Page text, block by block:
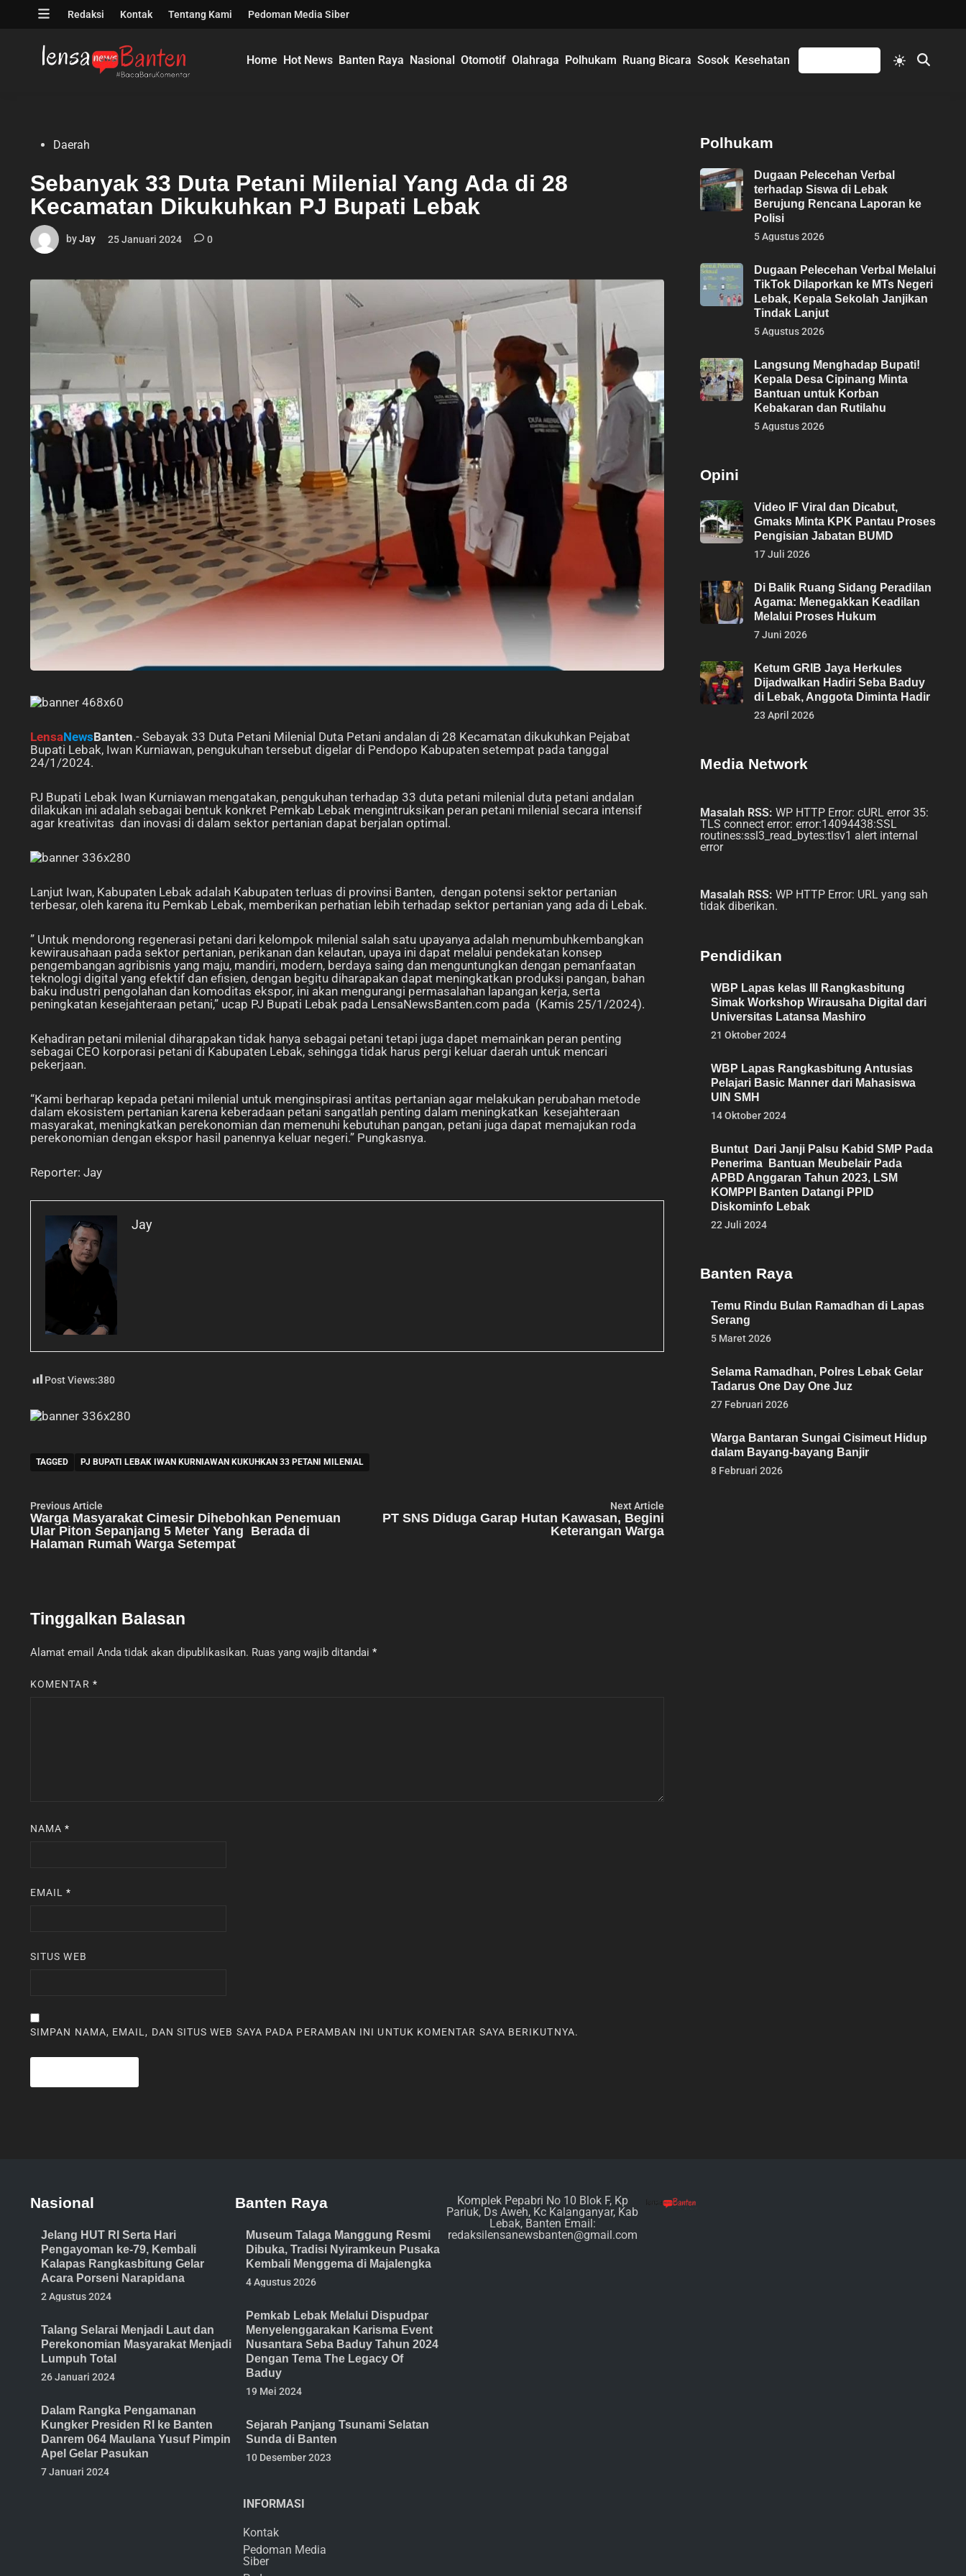
Open
Redaksi Kontak Tentang Kami Pedoman Media Siber
Home Hot News Banten Raya Nasional Otomotif Olahraga Polhukam Ruang Bicara Sosok Kesehatan
Switch
to
Open
PostedDaerah
Sebanyak 33 Duta Petani Milenial Yang Ada di 28
Kecamatan Dikukuhkan PJ Bupati Lebak
byJay 25 Januari 2024 0
LensaNewsBanten.- Sebayak 33 Duta Petani Milenial Duta Petani andalan di 28 Kecamatan dikukuhkan Pejabat
Bupati Lebak, Iwan Kurniawan, pengukuhan tersebut digelar di Pendopo Kabupaten setempat pada tanggal
24/1/2024.
PJ Bupati Lebak Iwan Kurniawan mengatakan, pengukuhan terhadap 33 duta petani milenial duta petani andalan
dilakukan ini adalah sebagai bentuk konkret Pemkab Lebak mengintruksikan peran petani milenial secara intensif
agar kreativitas dan inovasi di dalam sektor pertanian dapat berjalan optimal.
Lanjut Iwan, Kabupaten Lebak adalah Kabupaten terluas di provinsi Banten, dengan potensi sektor pertanian
terbesar, oleh karena itu Pemkab Lebak, memberikan perhatian lebih terhadap sektor pertanian yang ada di Lebak.
” Untuk mendorong regenerasi petani dari kelompok milenial salah satu upayanya adalah menumbuhkembangkan
kewirausahaan pada sektor pertanian, perikanan dan kelautan, upaya ini dapat melalui pendekatan konsep
pengembangan agribisnis yang maju, mandiri, modern, berdaya saing dan menguntungkan dengan pemanfaatan
teknologi digital yang efektif dan efisien, dengan begitu diharapakan dapat meningkatkan produksi pangan, bahan
baku industri pengolahan dan komoditas ekspor, ini akan mengurangi permasalahan lapangan kerja, serta
peningkatan kesejahteraan petani,” ucap PJ Bupati Lebak pada LensaNewsBanten.com pada (Kamis 25/1/2024).
Kehadiran petani milenial diharapakan tidak hanya sebagai petani tetapi juga dapet memainkan peran penting
sebagai CEO korporasi petani di Kabupaten Lebak, sehingga tidak harus pergi keluar daerah untuk mencari
pekerjaan.
“Kami berharap kepada petani milenial untuk menginspirasi antitas pertanian agar melakukan perubahan metode
dalam ekosistem pertanian karena keberadaan petani sangatlah penting dalam meningkatkan kesejahteraan
masyarakat, meningkatkan perekonomian dan memenuhi kebutuhan pangan, petani juga dapat memajukan roda
perekonomian dengan ekspor hasil panennya keluar negeri.” Pungkasnya.
Reporter: Jay
Jay
Post Views:380
TAGGED PJ BUPATI LEBAK IWAN KURNIAWAN KUKUHKAN 33 PETANI MILENIAL
Navigasi
pos
Previous Article
article:
Warga Masyarakat Cimesir Dihebohkan Penemuan
Ular Piton Sepanjang 5 Meter Yang Berada di
Halaman Rumah Warga Setempat
Next Article
PT SNS Diduga Garap Hutan Kawasan, Begini
Keterangan Warga
Tinggalkan Balasan
Alamat email Anda tidak akan dipublikasikan. Ruas yang wajib ditandai *
KOMENTAR *
NAMA*
EMAIL*
SITUS WEB
SIMPAN NAMA, EMAIL, DAN SITUS WEB SAYA PADA PERAMBAN INI UNTUK KOMENTAR SAYA BERIKUTNYA.
Polhukam
Dugaan Pelecehan Verbal
terhadap Siswa di Lebak
Berujung Rencana Laporan ke
Polisi
5 Agustus 2026
Dugaan Pelecehan Verbal Melalui
TikTok Dilaporkan ke MTs Negeri
Lebak, Kepala Sekolah Janjikan
Tindak Lanjut
5 Agustus 2026
Langsung Menghadap Bupati!
Kepala Desa Cipinang Minta
Bantuan untuk Korban
Kebakaran dan Rutilahu
5 Agustus 2026
Opini
Video IF Viral dan Dicabut,
Gmaks Minta KPK Pantau Proses
Pengisian Jabatan BUMD
17 Juli 2026
Di Balik Ruang Sidang Peradilan
Agama: Menegakkan Keadilan
Melalui Proses Hukum
7 Juni 2026
Ketum GRIB Jaya Herkules
Dijadwalkan Hadiri Seba Baduy
di Lebak, Anggota Diminta Hadir
23 April 2026
Media Network
Masalah RSS: WP HTTP Error: cURL error 35:
TLS connect error: error:14094438:SSL
routines:ssl3_read_bytes:tlsv1 alert internal
error
Masalah RSS: WP HTTP Error: URL yang sah
tidak diberikan.
Pendidikan
WBP Lapas kelas III Rangkasbitung
Simak Workshop Wirausaha Digital dari
Universitas Latansa Mashiro
21 Oktober 2024
WBP Lapas Rangkasbitung Antusias
Pelajari Basic Manner dari Mahasiswa
UIN SMH
14 Oktober 2024
Buntut Dari Janji Palsu Kabid SMP Pada
Penerima Bantuan Meubelair Pada
APBD Anggaran Tahun 2023, LSM
KOMPPI Banten Datangi PPID
Diskominfo Lebak
22 Juli 2024
Banten Raya
Temu Rindu Bulan Ramadhan di Lapas
Serang
5 Maret 2026
Selama Ramadhan, Polres Lebak Gelar
Tadarus One Day One Juz
27 Februari 2026
Warga Bantaran Sungai Cisimeut Hidup
dalam Bayang-bayang Banjir
8 Februari 2026
Nasional
Jelang HUT RI Serta Hari
Pengayoman ke-79, Kembali
Kalapas Rangkasbitung Gelar
Acara Porseni Narapidana
2 Agustus 2024
Talang Selarai Menjadi Laut dan
Perekonomian Masyarakat Menjadi
Lumpuh Total
26 Januari 2024
Dalam Rangka Pengamanan
Kungker Presiden RI ke Banten
Danrem 064 Maulana Yusuf Pimpin
Apel Gelar Pasukan
7 Januari 2024
Banten Raya
Museum Talaga Manggung Resmi
Dibuka, Tradisi Nyiramkeun Pusaka
Kembali Menggema di Majalengka
4 Agustus 2026
Pemkab Lebak Melalui Dispudpar
Menyelenggarakan Karisma Event
Nusantara Seba Baduy Tahun 2024
Dengan Tema The Legacy Of
Baduy
19 Mei 2024
Sejarah Panjang Tsunami Selatan
Sunda di Banten
10 Desember 2023
INFORMASI
Kontak
Pedoman Media
Siber
Komplek Pepabri No 10 Blok F, Kp
Pariuk, Ds Aweh, Kc Kalanganyar, Kab
Lebak, Banten Email:
redaksilensanewsbanten@gmail.com